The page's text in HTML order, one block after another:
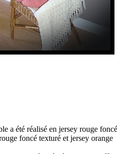
a été réalisé en jersey rouge foncé
foncé texturé et jersey orange